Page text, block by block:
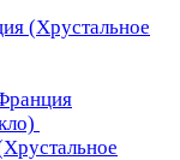
(Хрустальное